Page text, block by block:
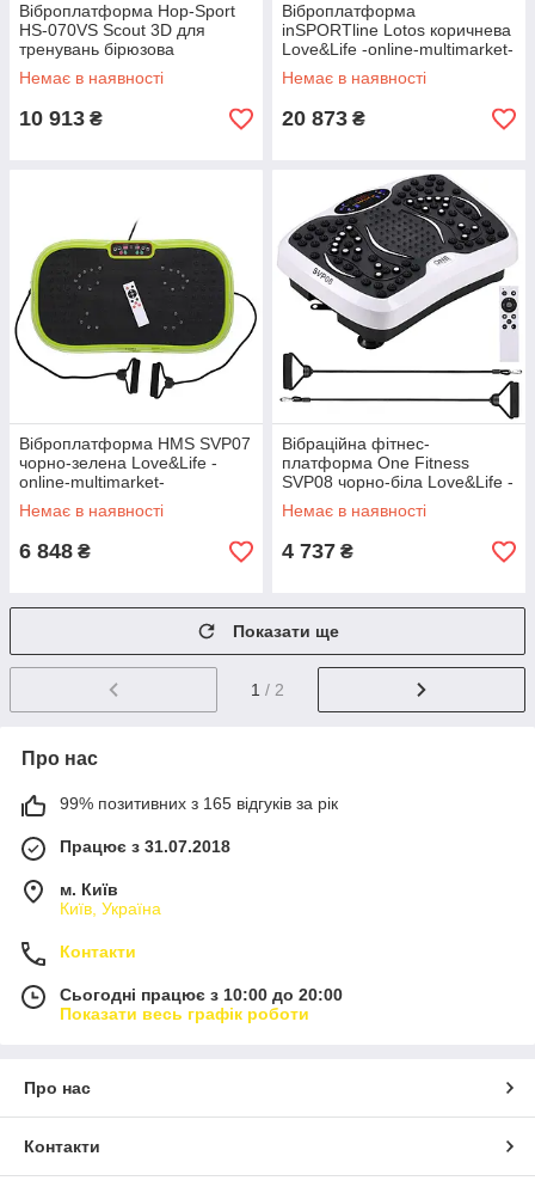
Віброплатформа Hop-Sport
HS-070VS Scout 3D для
тренувань бірюзова
Love&Life -online-multimarket-
Немає в наявності
10 913 ₴
Віброплатформа
inSPORTline Lotos коричнева
Love&Life -online-multimarket-
Немає в наявності
20 873 ₴
Віброплатформа HMS SVP07
чорно-зелена Love&Life -
online-multimarket-
Немає в наявності
6 848 ₴
Вібраційна фітнес-
платформа One Fitness
SVP08 чорно-біла Love&Life -
online-multimarket-
Немає в наявності
4 737 ₴
Показати ще
1 / 2
Про нас
99% позитивних з 165 відгуків за рік
Працює з 31.07.2018
м. Київ
Київ, Україна
Контакти
Сьогодні працює з 10:00 до 20:00
Показати весь графік роботи
Про нас
Контакти